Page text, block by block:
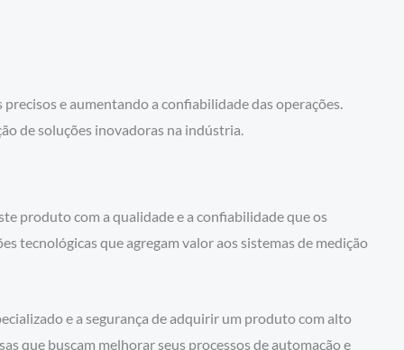
e aumentando a confiabilidade das operações.
de soluções inovadoras na indústria.
produto com a qualidade e a confiabilidade que os
tecnológicas que agregam valor aos sistemas de medição
e a segurança de adquirir um produto com alto
que buscam melhorar seus processos de automação e